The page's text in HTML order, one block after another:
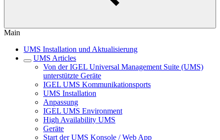
Main
UMS Installation und Aktualisierung
UMS Articles
Von der IGEL Universal Management Suite (UMS)
unterstützte Geräte
IGEL UMS Kommunikationsports
UMS Installation
Anpassung
IGEL UMS Environment
High Availability UMS
Geräte
Start der UMS Konsole / Web App